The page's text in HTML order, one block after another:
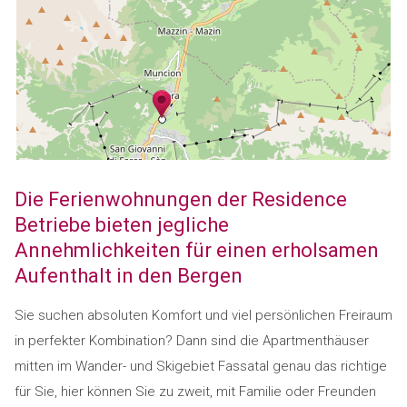
Die Ferienwohnungen der Residence
Betriebe bieten jegliche
Annehmlichkeiten für einen erholsamen
Aufenthalt in den Bergen
Sie suchen absoluten Komfort und viel persönlichen Freiraum
in perfekter Kombination? Dann sind die Apartmenthäuser
mitten im Wander- und Skigebiet Fassatal genau das richtige
für Sie, hier können Sie zu zweit, mit Familie oder Freunden